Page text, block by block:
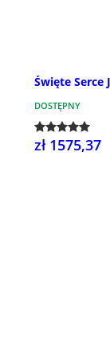
Święte Serce
DOSTĘPNY
zł 1575,37